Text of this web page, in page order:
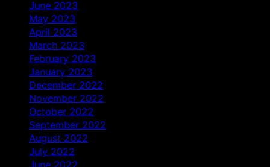
June 2023
May 2023
April 2023
March 2023
February 2023
January 2023
December 2022
November 2022
October 2022
September 2022
August 2022
July 2022
June 2022